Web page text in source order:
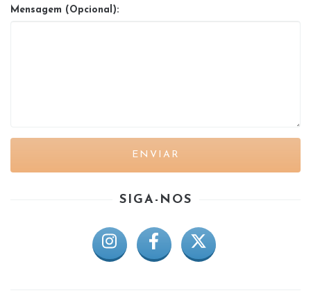
Mensagem (Opcional):
SIGA-NOS